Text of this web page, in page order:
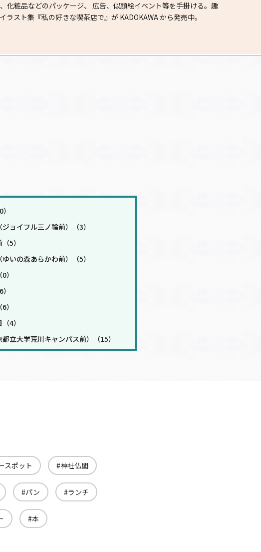
化粧品などのパッケージ、 広告、似顔絵イベント等を手掛ける。趣
スト集『私の好きな喫茶店で』が KADOKAWA から発売中。
ョイフル三ノ輪前）（3）
5）
いの森あらかわ前）（5）
）
）
4）
立大学荒川キャンパス前）（15）
（4）
（3）
スポット 神社仏閣
パン ランチ
本